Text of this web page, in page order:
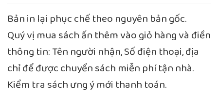
Bản in lại phục chế theo nguyên bản gốc.
Quý vị mua sách ấn thêm vào giỏ hàng và điền
thông tin: Tên người nhận, Số điện thoại, địa
chỉ để được chuyển sách miễn phí tận nhà.
Kiểm tra sách ưng ý mới thanh toán.